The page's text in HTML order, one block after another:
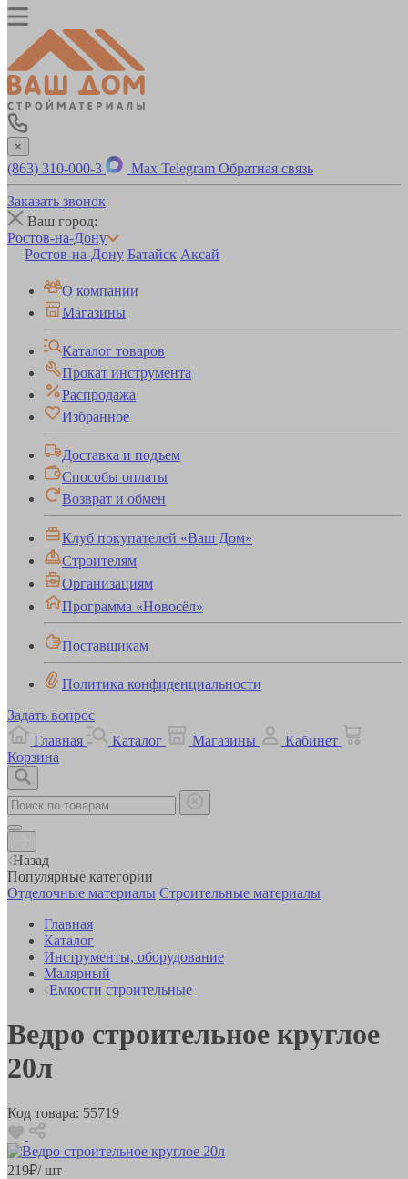
×
(863) 310-000-3 Max Telegram Обратная связь
Заказать звонок
Ваш город:
Ростов-на-Дону
Ростов-на-Дону Батайск Аксай
О компании
Магазины
Каталог товаров
Прокат инструмента
Распродажа
Избранное
Доставка и подъем
Способы оплаты
Возврат и обмен
Клуб покупателей «Ваш Дом»
Строителям
Организациям
Программа «Новосёл»
Поставщикам
Политика конфиденциальности
Задать вопрос
Главная
Каталог Магазины
Кабинет
Корзина
Назад
Популярные категории
Отделочные материалы Строительные материалы
Главная
Каталог
Инструменты, оборудование
Малярный
Емкости строительные
Ведро строительное круглое
20л
Код товара: 55719
219₽/ шт